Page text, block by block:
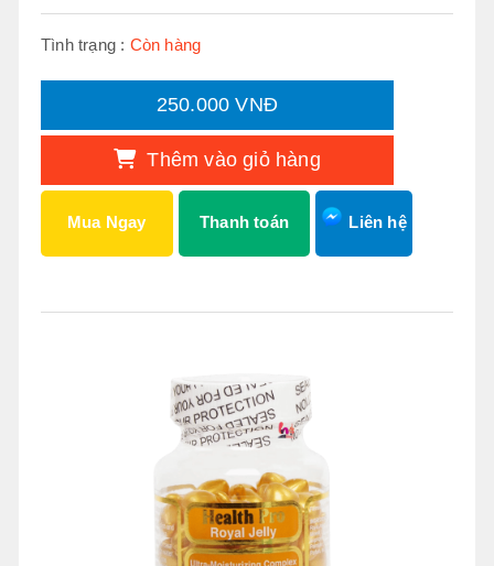
Tình trạng : Còn hàng
250.000 VNĐ
Thêm vào giỏ hàng
Mua Ngay Thanh toán Liên hệ